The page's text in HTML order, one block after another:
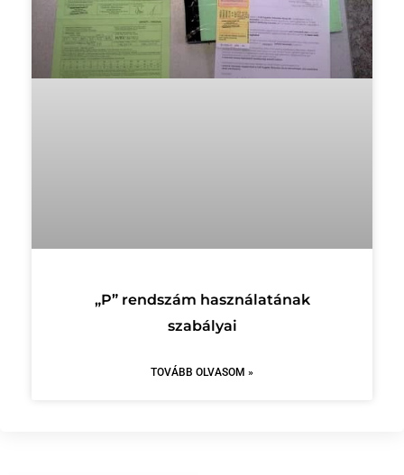
„P” rendszám használatának
szabályai
TOVÁBB OLVASOM »